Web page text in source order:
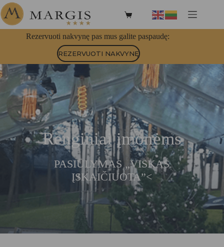
Rezervuoti nakvynę pas mus galite paspaudę:
REZERVUOTI NAKVYNĘ
Renginiai įmonėms
PASIŪLYMAS „VISKAS
ĮSKAIČIUOTA”<